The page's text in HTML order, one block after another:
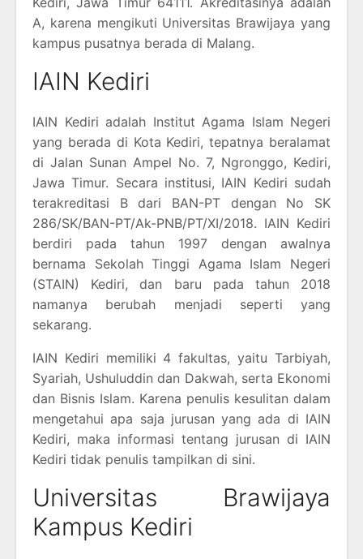
A, karena mengikuti Universitas Brawijaya yang
kampus pusatnya berada di Malang.
IAIN Kediri
IAIN Kediri adalah Institut Agama Islam Negeri
yang berada di Kota Kediri, tepatnya beralamat
di Jalan Sunan Ampel No. 7, Ngronggo, Kediri,
Jawa Timur. Secara institusi, IAIN Kediri sudah
terakreditasi B dari BAN-PT dengan No SK
286/SK/BAN-PT/Ak-PNB/PT/XI/2018. IAIN Kediri
berdiri pada tahun 1997 dengan awalnya
bernama Sekolah Tinggi Agama Islam Negeri
(STAIN) Kediri, dan baru pada tahun 2018
namanya berubah menjadi seperti yang
sekarang.
IAIN Kediri memiliki 4 fakultas, yaitu Tarbiyah,
Syariah, Ushuluddin dan Dakwah, serta Ekonomi
dan Bisnis Islam. Karena penulis kesulitan dalam
mengetahui apa saja jurusan yang ada di IAIN
Kediri, maka informasi tentang jurusan di IAIN
Kediri tidak penulis tampilkan di sini.
Universitas Brawijaya
Kampus Kediri